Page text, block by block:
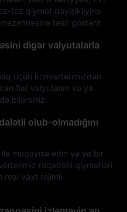
tez qiymət dəyişikliyinə
təsir göstərir.
digər valyutalarla
üçün konverterimizdən
fiat valyutaları və ya
bilərsiniz.
olub-olmadığını
müqayisə edin və ya bir
rəqabətli qiymətləri
real vaxt rejimli